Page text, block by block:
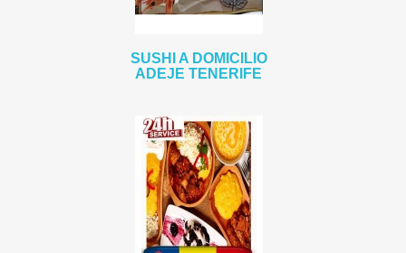
SUSHI A DOMICILIO
ADEJE TENERIFE